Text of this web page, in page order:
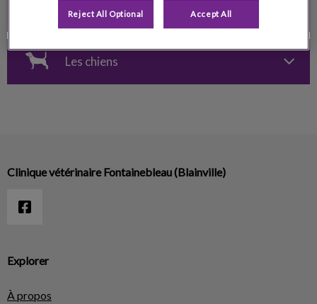
Les chats
Les chiens
Explorer
À propos
Clinique vétérinaire Fontainebleau (Blainville)
Reject All Optional Accept All